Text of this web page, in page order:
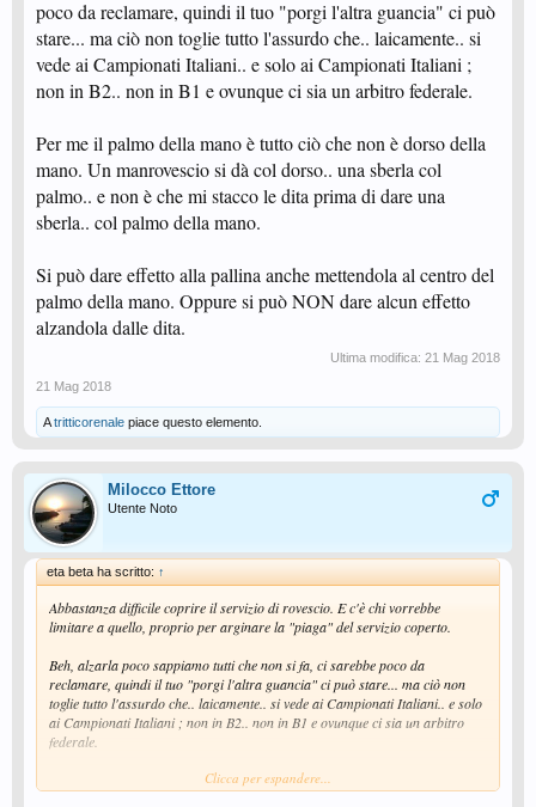
campionati italiani e non nelle altre competizioni. E' come dire "quasi
ovunque puoi superare i limiti di velocità, che ******* quel vigile che mi ha
multato per aver fatto i 90 all'ora all'uscita di una scuola elementare".
Poi ovviamente esistono sempre delle valutazioni sbagliate da parte anche
scarso che perde parecchio)
poco da reclamare, quindi il tuo "porgi l'altra guancia" ci può
stare... ma ciò non toglie tutto l'assurdo che.. laicamente.. si
vede ai Campionati Italiani.. e solo ai Campionati Italiani ;
non in B2.. non in B1 e ovunque ci sia un arbitro federale.
Per me il palmo della mano è tutto ciò che non è dorso della
mano. Un manrovescio si dà col dorso.. una sberla col
palmo.. e non è che mi stacco le dita prima di dare una
sberla.. col palmo della mano.
Si può dare effetto alla pallina anche mettendola al centro del
palmo della mano. Oppure si può NON dare alcun effetto
alzandola dalle dita.
Ultima modifica: 21 Mag 2018
21 Mag 2018
Atritticorenale piace questo elemento.
Milocco Ettore
Utente Noto
eta beta ha scritto: ↑
Abbastanza difficile coprire il servizio di rovescio. E c'è chi vorrebbe
limitare a quello, proprio per arginare la "piaga" del servizio coperto.
Beh, alzarla poco sappiamo tutti che non si fa, ci sarebbe poco da
reclamare, quindi il tuo "porgi l'altra guancia" ci può stare... ma ciò non
toglie tutto l'assurdo che.. laicamente.. si vede ai Campionati Italiani.. e solo
ai Campionati Italiani ; non in B2.. non in B1 e ovunque ci sia un arbitro
federale.
Per me il palmo della mano è tutto ciò che non è dorso della mano. Un
Clicca per espandere...